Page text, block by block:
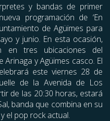
y bandas de primer
programación de ‘En
de Agüimes para
y junio. En esta ocasión,
en tres ubicaciones del
Arinaga y Agüimes casco. El
este viernes 28 de
de la Avenida de Los
de las 20:30 horas, estará
banda que combina en su
el pop rock actual.